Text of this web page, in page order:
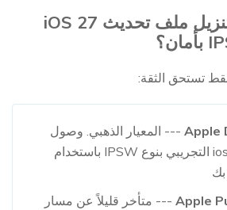
1.3 أين يمكن تنزيل ملف تحديث iOS 27
تستحق الثقة:
--- المعيار الذهبي. وصول
فوري لتنزيل ios 27 التجريبي بنوع IPSW باستخدام
--- متأخر قليلاً عن مسار